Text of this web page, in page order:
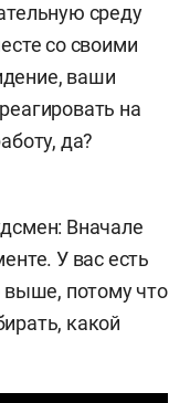
среду
со своими
ваши
на
да?
Вначале
У вас есть
выше, потому что
какой